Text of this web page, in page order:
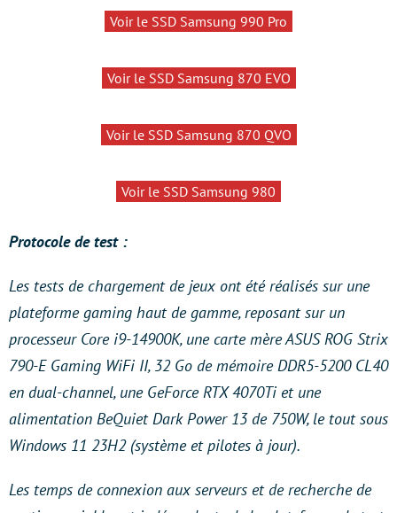
Voir le SSD Samsung 990 Pro
Voir le SSD Samsung 870 EVO
Voir le SSD Samsung 870 QVO
Voir le SSD Samsung 980
Protocole de test :
Les tests de chargement de jeux ont été réalisés sur une
plateforme gaming haut de gamme, reposant sur un
processeur Core i9-14900K, une carte mère ASUS ROG Strix
790-E Gaming WiFi II, 32 Go de mémoire DDR5-5200 CL40
en dual-channel, une GeForce RTX 4070Ti et une
alimentation BeQuiet Dark Power 13 de 750W, le tout sous
Windows 11 23H2 (système et pilotes à jour).
Les temps de connexion aux serveurs et de recherche de